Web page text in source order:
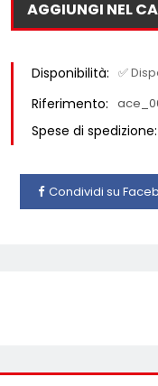
AGGIUNGI NEL
Disponibilità: ✅
Riferimento:
Spese di
Condividi su